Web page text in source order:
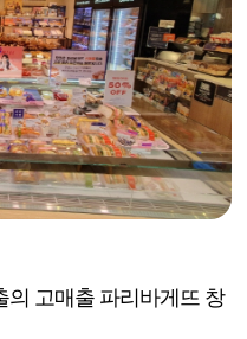
의 고매출 파리바게뜨 창